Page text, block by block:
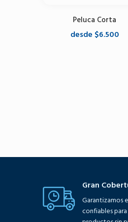
Peluca Corta
desde $6.500
Gran
Garantizamos
confiables